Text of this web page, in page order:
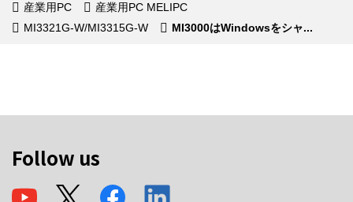
産業用PC
産業用PC MELIPC
MI3321G-W/MI3315G-W
MI3000はWindowsをシャ...
Follow us